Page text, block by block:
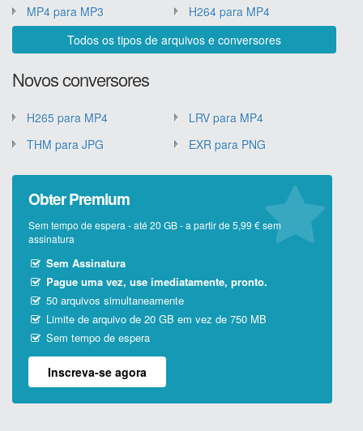
MP4 para MP3
H264 para MP4
Todos os tipos de arquivos e conversores
Novos conversores
H265 para MP4
LRV para MP4
THM para JPG
EXR para PNG
Obter Premium
Sem tempo de espera - até 20 GB - a partir de 5,99 € sem
assinatura
Sem Assinatura
Pague uma vez, use imediatamente, pronto.
50 arquivos simultaneamente
Limite de arquivo de 20 GB em vez de 750 MB
Sem tempo de espera
Inscreva-se agora